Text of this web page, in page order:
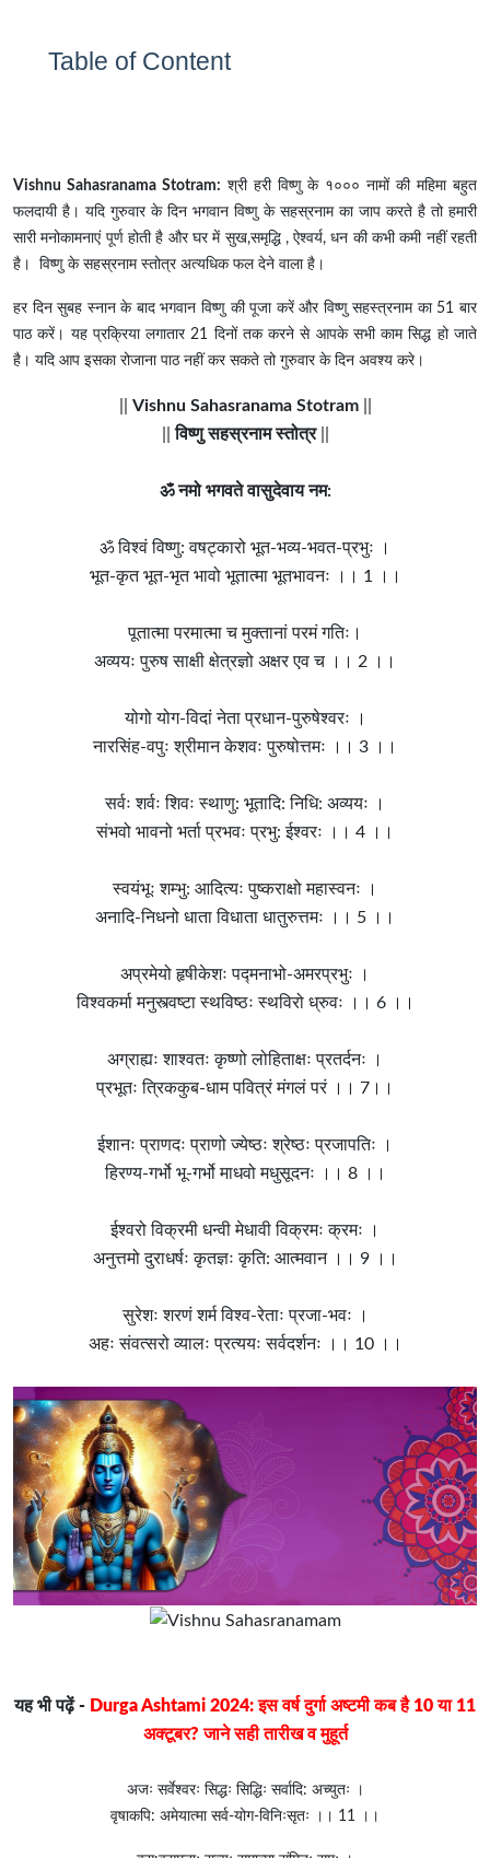
Table of Content
Vishnu Sahasranama Stotram: श्री हरी विष्णु के १००० नामों की महिमा बहुत
फलदायी है। यदि गुरुवार के दिन भगवान विष्णु के सहस्रनाम का जाप करते है तो हमारी
सारी मनोकामनाएं पूर्ण होती है और घर में सुख,समृद्धि , ऐश्वर्य, धन की कभी कमी नहीं रहती
है। विष्णु के सहस्रनाम स्तोत्र अत्यधिक फल देने वाला है।
हर दिन सुबह स्नान के बाद भगवान विष्णु की पूजा करें और विष्णु सहस्त्रनाम का 51 बार
पाठ करें। यह प्रक्रिया लगातार 21 दिनों तक करने से आपके सभी काम सिद्ध हो जाते
है। यदि आप इसका रोजाना पाठ नहीं कर सकते तो गुरुवार के दिन अवश्य करे।
Vishnu Sahasranama Stotram||
||विष्णु सहस्रनाम स्तोत्र||
ॐ नमो भगवते वासुदेवाय नम:
ॐ विश्वं विष्णु: वषट्कारो भूत-भव्य-भवत-प्रभुः ।
भूत-कृत भूत-भृत भावो भूतात्मा भूतभावनः ।। 1 ।।
पूतात्मा परमात्मा च मुक्तानां परमं गतिः।
अव्ययः पुरुष साक्षी क्षेत्रज्ञो अक्षर एव च ।। 2 ।।
योगो योग-विदां नेता प्रधान-पुरुषेश्वरः ।
नारसिंह-वपुः श्रीमान केशवः पुरुषोत्तमः ।। 3 ।।
सर्वः शर्वः शिवः स्थाणु: भूतादि: निधि: अव्ययः ।
संभवो भावनो भर्ता प्रभवः प्रभु: ईश्वरः ।। 4 ।।
स्वयंभूः शम्भु: आदित्यः पुष्कराक्षो महास्वनः ।
अनादि-निधनो धाता विधाता धातुरुत्तमः ।। 5 ।।
अप्रमेयो हृषीकेशः पद्मनाभो-अमरप्रभुः ।
विश्वकर्मा मनुस्त्वष्टा स्थविष्ठः स्थविरो ध्रुवः ।। 6 ।।
अग्राह्यः शाश्वतः कृष्णो लोहिताक्षः प्रतर्दनः ।
प्रभूतः त्रिककुब-धाम पवित्रं मंगलं परं ।। 7।।
ईशानः प्राणदः प्राणो ज्येष्ठः श्रेष्ठः प्रजापतिः ।
हिरण्य-गर्भो भू-गर्भो माधवो मधुसूदनः ।। 8 ।।
ईश्वरो विक्रमी धन्वी मेधावी विक्रमः क्रमः ।
अनुत्तमो दुराधर्षः कृतज्ञः कृति: आत्मवान ।। 9 ।।
सुरेशः शरणं शर्म विश्व-रेताः प्रजा-भवः ।
अहः संवत्सरो व्यालः प्रत्ययः सर्वदर्शनः ।। 10 ।।
यह भी पढ़ें - Durga Ashtami 2024: इस वर्ष दुर्गा अष्टमी कब है 10 या 11
अक्टूबर? जाने सही तारीख व मुहूर्त
अजः सर्वेश्वरः सिद्धः सिद्धिः सर्वादि: अच्युतः ।
वृषाकपि: अमेयात्मा सर्व-योग-विनिःसृतः ।। 11 ।।